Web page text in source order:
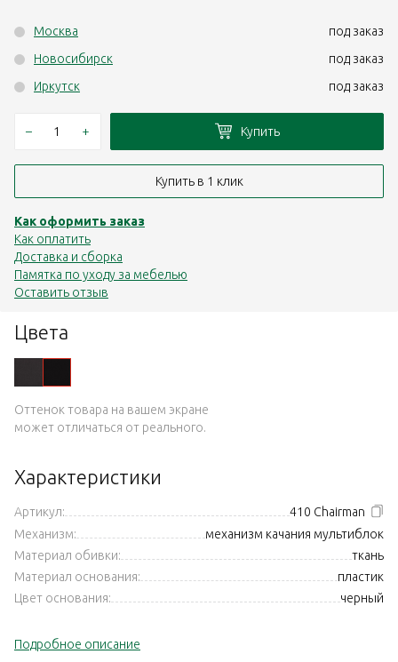
Цвета
Оттенок товара на вашем экране
может отличаться от реального.
Характеристики
Артикул:
410 Chairman
Механизм:
механизм качания мультиблок
Материал обивки:
ткань
Материал основания:
пластик
Цвет основания:
черный
Подробное описание
Москва
под заказ
Новосибирск
под заказ
Иркутск
под заказ
– + Купить
Купить в 1 клик
Как оформить заказ
Как оплатить
Доставка и сборка
Памятка по уходу за мебелью
Оставить отзыв